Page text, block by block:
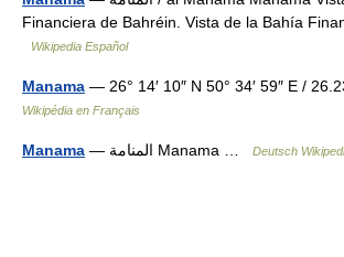
Financiera de Bahréin. Vista de la Bahía
Wikipedia Español
Manama — 26° 14′ 10″ N 50° 34′ 59″ E /
Wikipédia en Français
Manama — ‏المنامة‎ Manama … Deutsch